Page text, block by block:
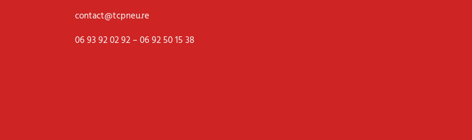
contact@tcpneu.re
06 93 92 02 92 – 06 92 50 15 38